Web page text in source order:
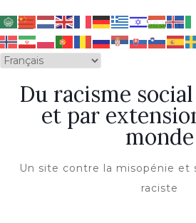
OUVRIR/FERMER LA
Du racisme
et par
monde
Un site contre la misopénie et
raciste